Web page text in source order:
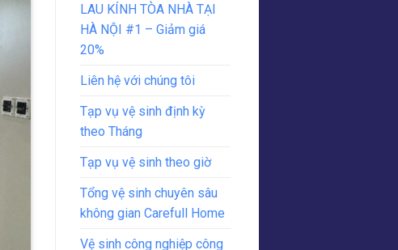
LAU KÍNH TÒA NHÀ TẠI
HÀ NỘI #1 – Giảm giá
20%
Liên hệ với chúng tôi
Tạp vụ vệ sinh định kỳ
theo Tháng
Tạp vụ vệ sinh theo giờ
Tổng vệ sinh chuyên sâu
không gian Carefull Home
Vệ sinh công nghiệp công